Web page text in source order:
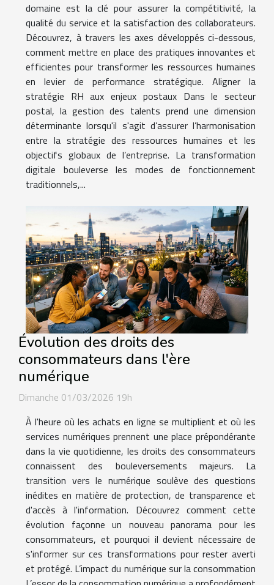
domaine est la clé pour assurer la compétitivité, la
qualité du service et la satisfaction des collaborateurs.
Découvrez, à travers les axes développés ci-dessous,
comment mettre en place des pratiques innovantes et
efficientes pour transformer les ressources humaines
en levier de performance stratégique. Aligner la
stratégie RH aux enjeux postaux Dans le secteur
postal, la gestion des talents prend une dimension
déterminante lorsqu'il s'agit d’assurer l’harmonisation
entre la stratégie des ressources humaines et les
objectifs globaux de l’entreprise. La transformation
digitale bouleverse les modes de fonctionnement
traditionnels,...
Évolution des droits des
consommateurs dans l'ère
numérique
Dimanche 01/03/2026 19h
À l'heure où les achats en ligne se multiplient et où les
services numériques prennent une place prépondérante
dans la vie quotidienne, les droits des consommateurs
connaissent des bouleversements majeurs. La
transition vers le numérique soulève des questions
inédites en matière de protection, de transparence et
d'accès à l'information. Découvrez comment cette
évolution façonne un nouveau panorama pour les
consommateurs, et pourquoi il devient nécessaire de
s'informer sur ces transformations pour rester averti
et protégé. L’impact du numérique sur la consommation